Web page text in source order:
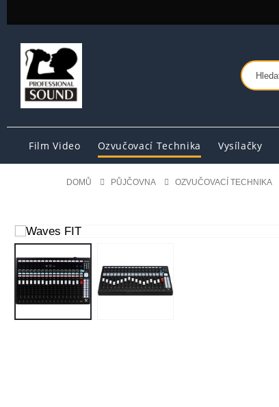
Film Video Ozvučovací Technika Vysílačky
DOMŮ PŮJČOVNA OZVUČOVACÍ TECHNIKA